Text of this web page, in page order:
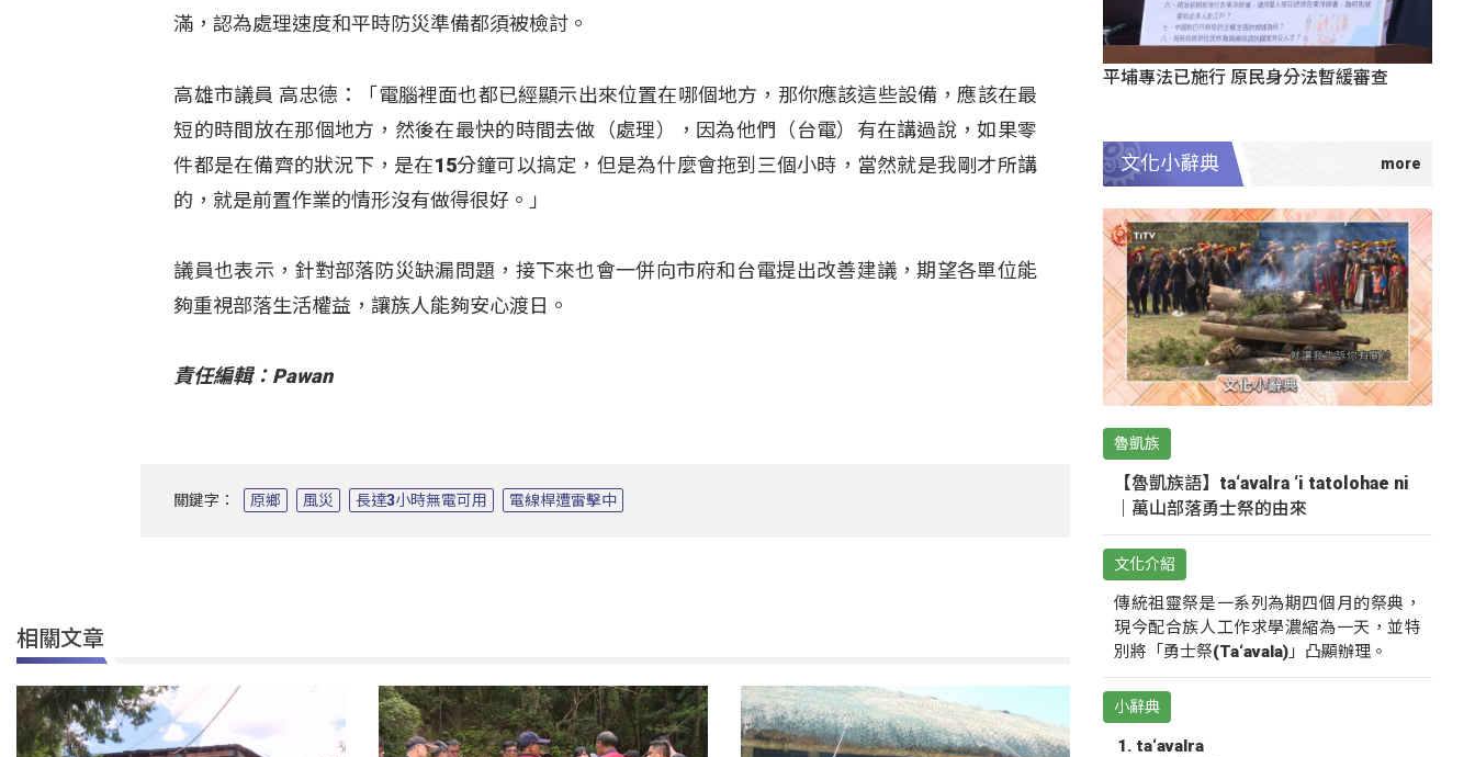
滿，認為處理速度和平時防災準備都須被檢討。
高雄市議員 高忠德：「電腦裡面也都已經顯示出來位置在哪個地方，那你應該這些設備，應該在最
短的時間放在那個地方，然後在最快的時間去做（處理），因為他們（台電）有在講過說，如果零
件都是在備齊的狀況下，是在15分鐘可以搞定，但是為什麼會拖到三個小時，當然就是我剛才所講
的，就是前置作業的情形沒有做得很好。」
議員也表示，針對部落防災缺漏問題，接下來也會一併向市府和台電提出改善建議，期望各單位能
夠重視部落生活權益，讓族人能夠安心渡日。
責任編輯：Pawan
關鍵字： 原鄉 風災 長達3小時無電可用 電線桿遭雷擊中
相關文章
平埔專法已施行 原民身分法暫緩審查
文化小辭典
魯凱族
【魯凱族語】ta‘avalra ‘i tatolohae ni
｜萬山部落勇士祭的由來
文化介紹
傳統祖靈祭是一系列為期四個月的祭典，
現今配合族人工作求學濃縮為一天，並特
別將「勇士祭(Ta‘avala)」凸顯辦理。
小辭典
ta‘avalra